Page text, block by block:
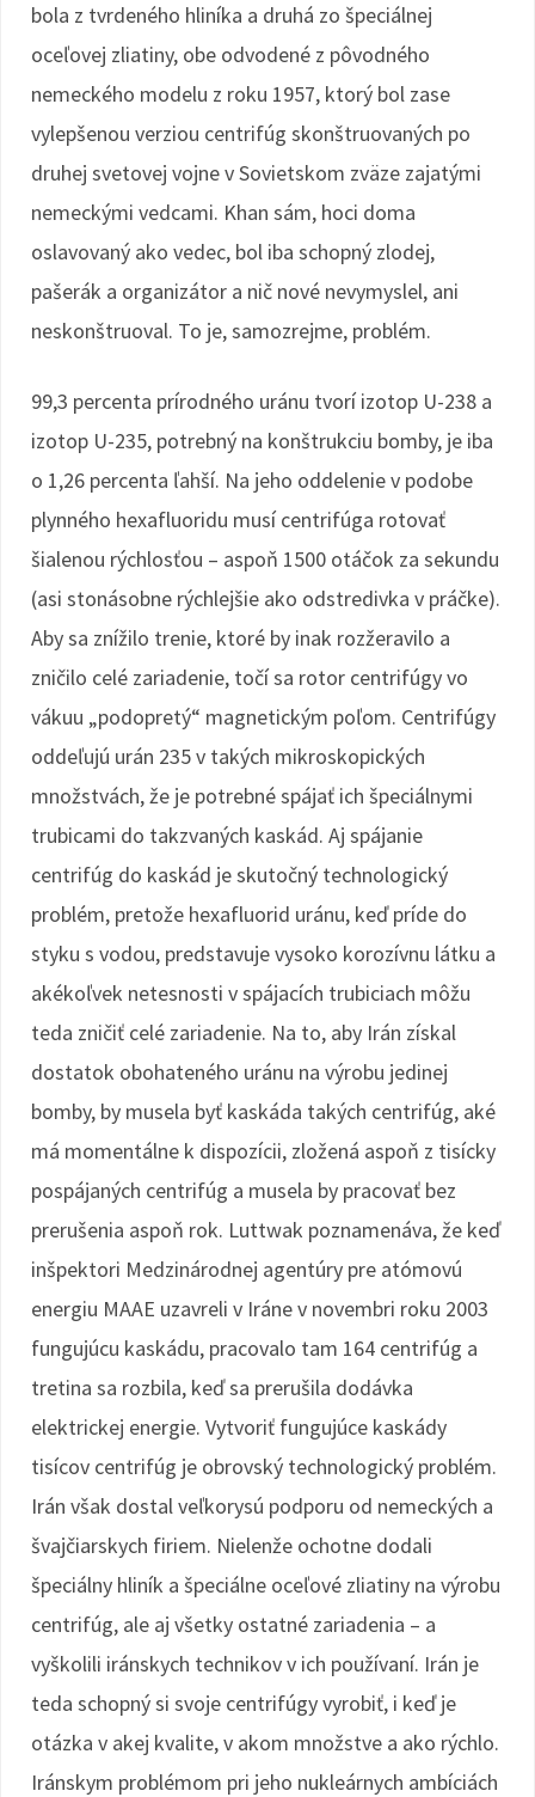
bola z tvrdeného hliníka a druhá zo špeciálnej
oceľovej zliatiny, obe odvodené z pôvodného
nemeckého modelu z roku 1957, ktorý bol zase
vylepšenou verziou centrifúg skonštruovaných po
druhej svetovej vojne v Sovietskom zväze zajatými
nemeckými vedcami. Khan sám, hoci doma
oslavovaný ako vedec, bol iba schopný zlodej,
pašerák a organizátor a nič nové nevymyslel, ani
neskonštruoval. To je, samozrejme, problém.
99,3 percenta prírodného uránu tvorí izotop U-238 a
izotop U-235, potrebný na konštrukciu bomby, je iba
o 1,26 percenta ľahší. Na jeho oddelenie v podobe
plynného hexafluoridu musí centrifúga rotovať
šialenou rýchlosťou – aspoň 1500 otáčok za sekundu
(asi stonásobne rýchlejšie ako odstredivka v práčke).
Aby sa znížilo trenie, ktoré by inak rozžeravilo a
zničilo celé zariadenie, točí sa rotor centrifúgy vo
vákuu „podopretý“ magnetickým poľom. Centrifúgy
oddeľujú urán 235 v takých mikroskopických
množstvách, že je potrebné spájať ich špeciálnymi
trubicami do takzvaných kaskád. Aj spájanie
centrifúg do kaskád je skutočný technologický
problém, pretože hexafluorid uránu, keď príde do
styku s vodou, predstavuje vysoko korozívnu látku a
akékoľvek netesnosti v spájacích trubiciach môžu
teda zničiť celé zariadenie. Na to, aby Irán získal
dostatok obohateného uránu na výrobu jedinej
bomby, by musela byť kaskáda takých centrifúg, aké
má momentálne k dispozícii, zložená aspoň z tisícky
pospájaných centrifúg a musela by pracovať bez
prerušenia aspoň rok. Luttwak poznamenáva, že keď
inšpektori Medzinárodnej agentúry pre atómovú
energiu MAAE uzavreli v Iráne v novembri roku 2003
fungujúcu kaskádu, pracovalo tam 164 centrifúg a
tretina sa rozbila, keď sa prerušila dodávka
elektrickej energie. Vytvoriť fungujúce kaskády
tisícov centrifúg je obrovský technologický problém.
Irán však dostal veľkorysú podporu od nemeckých a
švajčiarskych firiem. Nielenže ochotne dodali
špeciálny hliník a špeciálne oceľové zliatiny na výrobu
centrifúg, ale aj všetky ostatné zariadenia – a
vyškolili iránskych technikov v ich používaní. Irán je
teda schopný si svoje centrifúgy vyrobiť, i keď je
otázka v akej kvalite, v akom množstve a ako rýchlo.
Iránskym problémom pri jeho nukleárnych ambíciách